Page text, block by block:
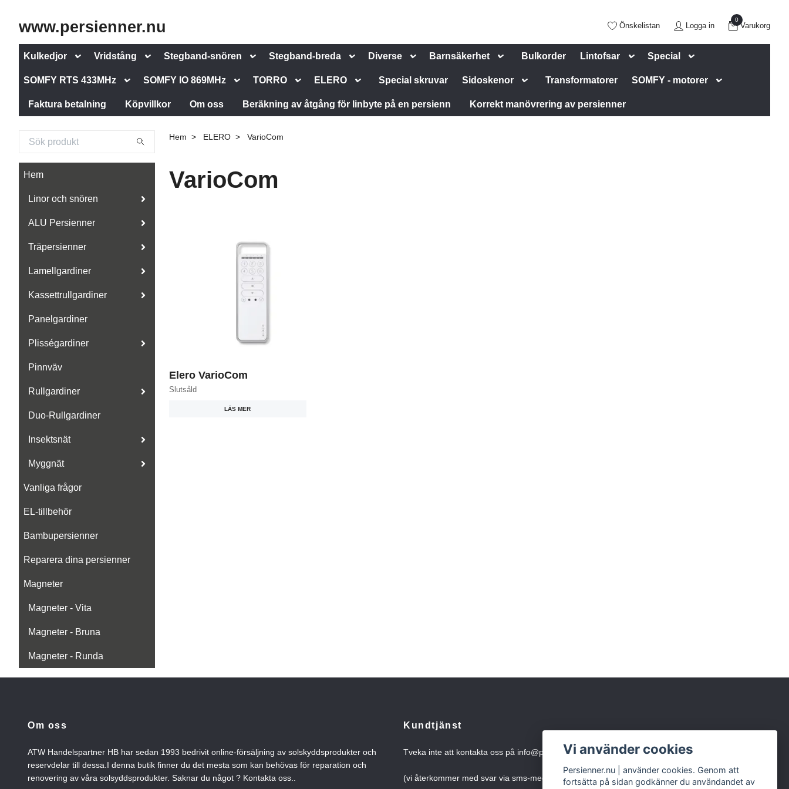
www.persienner.nu Önskelistan Logga in
0
Varukorg
Kulkedjor Vridstång Stegband-snören Stegband-breda Diverse Barnsäkerhet Bulkorder Lintofsar Special
SOMFY RTS 433MHz SOMFY IO 869MHz TORRO ELERO Special skruvar Sidoskenor Transformatorer SOMFY - motorer
Faktura betalning Köpvillkor Om oss Beräkning av åtgång för linbyte på en persienn Korrekt manövrering av persienner
Hem
Linor och snören
ALU Persienner
Träpersienner
Lamellgardiner
Kassettrullgardiner
Panelgardiner
Plisségardiner
Pinnväv
Rullgardiner
Duo-Rullgardiner
Insektsnät
Myggnät
Vanliga frågor
EL-tillbehör
Bambupersienner
Reparera dina persienner
Magneter
Magneter - Vita
Magneter - Bruna
Magneter - Runda
Hem ELERO VarioCom
VarioCom
Elero VarioCom
Slutsåld
LÄS MER
Om oss
ATW Handelspartner HB har sedan 1993 bedrivit online-försäljning av solskyddsprodukter och
reservdelar till dessa.I denna butik finner du det mesta som kan behövas för reparation och
renovering av våra solsyddsprodukter. Saknar du något ? Kontakta oss..
Kundtjänst
Tveka inte att kontakta oss på info@persienner.nueller skicka SMS till 0760-210 423
(vi återkommer med svar via sms-meddelande)
Vi använder cookies
Persienner.nu | använder cookies. Genom att
fortsätta på sidan godkänner du användandet av